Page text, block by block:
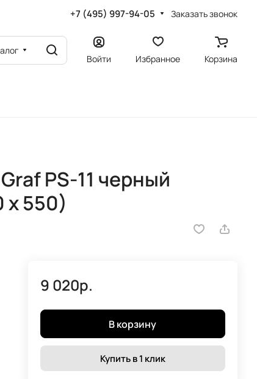
+7 (495) 997-94-05 Заказать звонок
Войти Избранное Корзина
PS-11 черный
х 550)
9 020р.
В корзину
Купить в 1 клик